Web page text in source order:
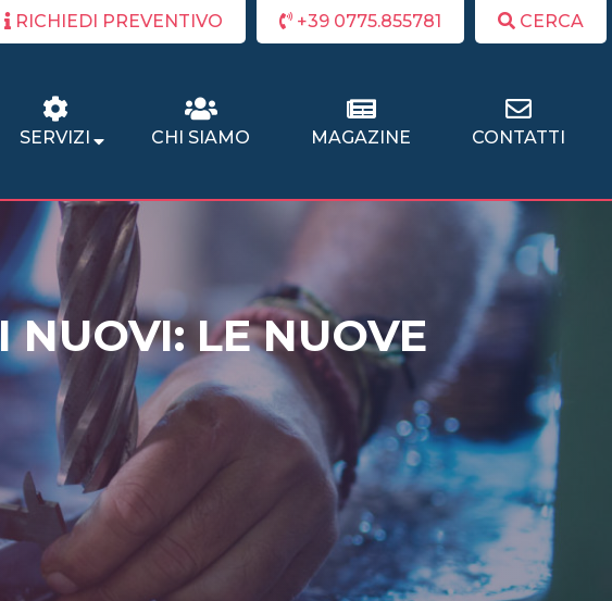
RICHIEDI PREVENTIVO +39 0775.855781 CERCA
SERVIZI CHI SIAMO MAGAZINE CONTATTI
NUOVI: LE NUOVE